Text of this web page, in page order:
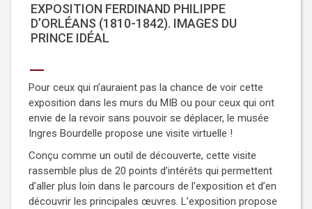
EXPOSITION FERDINAND PHILIPPE
D’ORLÉANS (1810-1842). IMAGES DU
PRINCE IDÉAL
Pour ceux qui n’auraient pas la chance de voir cette
exposition dans les murs du MIB ou pour ceux qui ont
envie de la revoir sans pouvoir se déplacer, le musée
Ingres Bourdelle propose une visite virtuelle !
Conçu comme un outil de découverte, cette visite
rassemble plus de 20 points d’intérêts qui permettent
d’aller plus loin dans le parcours de l’exposition et d’en
découvrir les principales œuvres. L’exposition propose